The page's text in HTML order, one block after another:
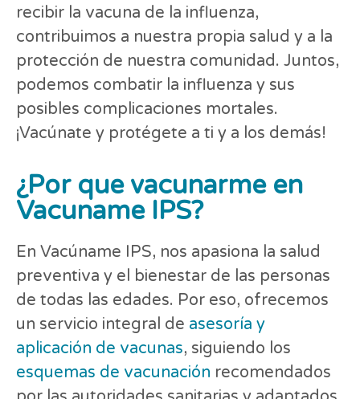
recibir la vacuna de la influenza,
contribuimos a nuestra propia salud y a la
protección de nuestra comunidad. Juntos,
podemos combatir la influenza y sus
posibles complicaciones mortales.
¡Vacúnate y protégete a ti y a los demás!
¿Por que vacunarme en
Vacuname IPS?
En Vacúname IPS, nos apasiona la salud
preventiva y el bienestar de las personas
de todas las edades. Por eso, ofrecemos
un servicio integral de asesoría y
aplicación de vacunas, siguiendo los
esquemas de vacunación recomendados